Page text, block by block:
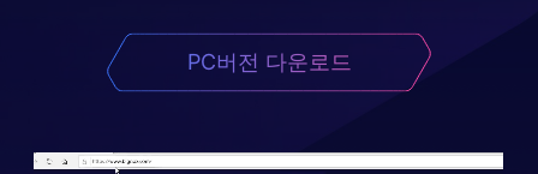
PC버전 다운로드